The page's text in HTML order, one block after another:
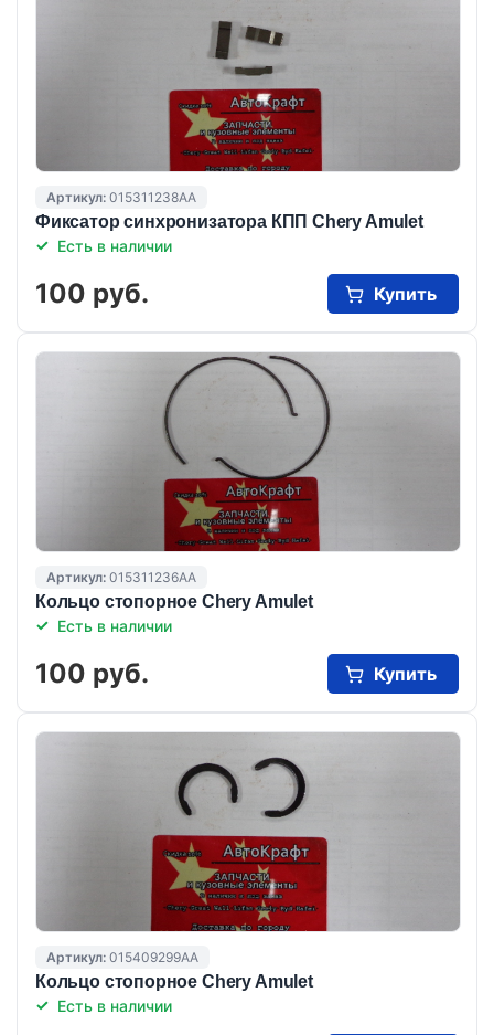
Артикул: 015311238AA
Фиксатор синхронизатора КПП Chery Amulet
Есть в наличии
100 руб. Купить
Артикул: 015311236AA
Кольцо стопорное Chery Amulet
Есть в наличии
100 руб. Купить
Артикул: 015409299AA
Кольцо стопорное Chery Amulet
Есть в наличии